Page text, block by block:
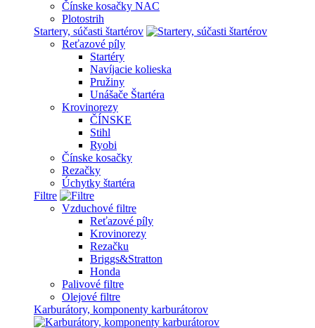
Čínske kosačky NAC
Plotostrih
Startery, súčasti štartérov
Reťazové píly
Startéry
Navíjacie kolieska
Pružiny
Unášače Štartéra
Krovinorezy
ČÍNSKE
Stihl
Ryobi
Čínske kosačky
Rezačky
Úchytky štartéra
Filtre
Vzduchové filtre
Reťazové píly
Krovinorezy
Rezačku
Briggs&Stratton
Honda
Palivové filtre
Olejové filtre
Karburátory, komponenty karburátorov